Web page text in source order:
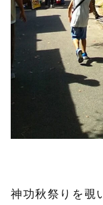
神功秋祭りを覗